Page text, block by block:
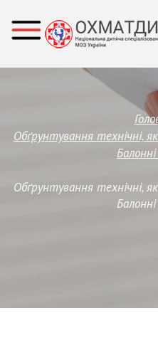
Обґрунтування технічні,
Обґрунтування технічні,